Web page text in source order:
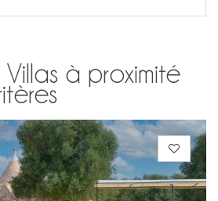
Villas à proximité